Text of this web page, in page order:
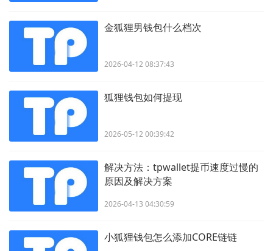
金狐狸男钱包什么档次
2026-04-12 08:37:43
狐狸钱包如何提现
2026-05-12 00:39:42
解决方法：tpwallet提币速度过慢的
原因及解决方案
2026-04-13 04:30:59
小狐狸钱包怎么添加CORE链链